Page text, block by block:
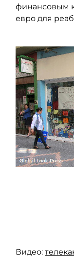
финансовым
евро для
Видео: